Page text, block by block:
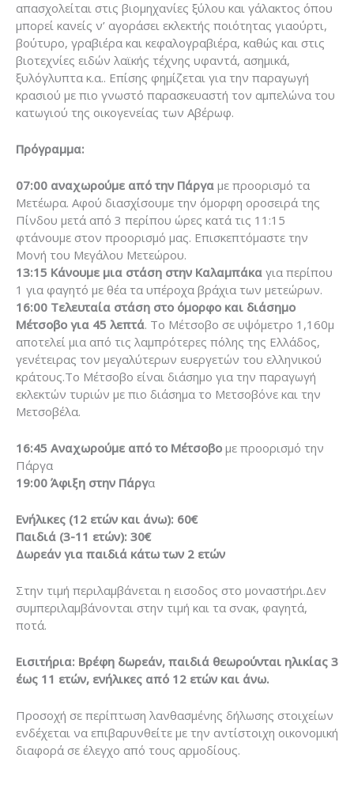
απασχολείται στις βιομηχανίες ξύλου και γάλακτος όπου
μπορεί κανείς ν’ αγοράσει εκλεκτής ποιότητας γιαούρτι,
βούτυρο, γραβιέρα και κεφαλογραβιέρα, καθώς και στις
βιοτεχνίες ειδών λαϊκής τέχνης υφαντά, ασημικά,
ξυλόγλυπτα κ.α.. Επίσης φημίζεται για την παραγωγή
κρασιού με πιο γνωστό παρασκευαστή τον αμπελώνα του
κατωγιού της οικογενείας των Αβέρωφ.
Πρόγραμμα:
07:00 αναχωρούμε από την Πάργα με προορισμό τα
Μετέωρα. Αφού διασχίσουμε την όμορφη οροσειρά της
Πίνδου μετά από 3 περίπου ώρες κατά τις 11:15
φτάνουμε στον προορισμό μας. Επισκεπτόμαστε την
Μονή του Μεγάλου Μετεώρου.
13:15 Κάνουμε μια στάση στην Καλαμπάκα για περίπου
1 για φαγητό με θέα τα υπέροχα βράχια των μετεώρων.
16:00 Τελευταία στάση στο όμορφο και διάσημο
Μέτσοβο για 45 λεπτά. Το Μέτσοβο σε υψόμετρο 1,160μ
αποτελεί μια από τις λαμπρότερες πόλης της Ελλάδος,
γενέτειρας τον μεγαλύτερων ευεργετών του ελληνικού
κράτους.Το Μέτσοβο είναι διάσημο για την παραγωγή
εκλεκτών τυριών με πιο διάσημα το Μετσοβόνε και την
Μετσοβέλα.
16:45 Αναχωρούμε από το Μέτσοβο με προορισμό την
Πάργα
19:00 Άφιξη στην Πάργα
Ενήλικες (12 ετών και άνω): 60€
Παιδιά (3-11 ετών): 30€
Δωρεάν για παιδιά κάτω των 2 ετών
Στην τιμή περιλαμβάνεται η εισοδος στο μοναστήρι.Δεν
συμπεριλαμβάνονται στην τιμή και τα σνακ, φαγητά,
ποτά.
Εισιτήρια: Βρέφη δωρεάν, παιδιά θεωρούνται ηλικίας 3
έως 11 ετών, ενήλικες από 12 ετών και άνω.
Προσοχή σε περίπτωση λανθασμένης δήλωσης στοιχείων
ενδέχεται να επιβαρυνθείτε με την αντίστοιχη οικονομική
διαφορά σε έλεγχο από τους αρμοδίους.